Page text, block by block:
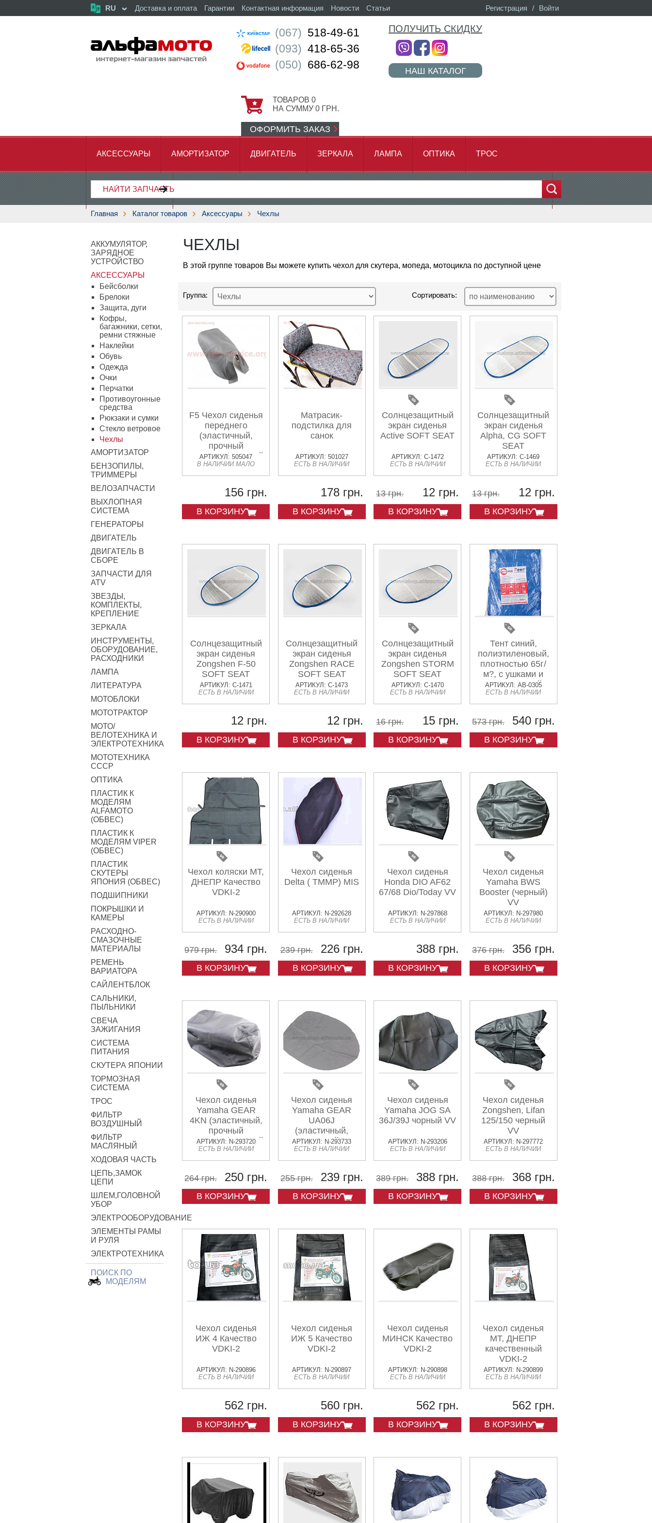
RU Доставка и оплата Гарантии Контактная информация Новости Статьи Войти
/
Регистрация
(067) 518-49-61
(093) 418-65-36
(050) 686-62-98
ПОЛУЧИТЬ СКИДКУ
НАШ КАТАЛОГ
ТОВАРОВ 0
НА СУММУ 0 ГРН.
ОФОРМИТЬ ЗАКАЗ
АКСЕССУАРЫ АМОРТИЗАТОР ДВИГАТЕЛЬ ЗЕРКАЛА ЛАМПА ОПТИКА ТРОС
ХОДОВАЯ ЧАСТЬ ...
Главная Каталог товаров Аксессуары Чехлы
АККУМУЛЯТОР,
ЗАРЯДНОЕ
УСТРОЙСТВО
АКСЕССУАРЫ
Бейсболки
Брелоки
Защита, дуги
Кофры,
багажники, сетки,
ремни стяжные
Наклейки
Обувь
Одежда
Очки
Перчатки
Противоугонные
средства
Рюкзаки и сумки
Стекло ветровое
Чехлы
АМОРТИЗАТОР
БЕНЗОПИЛЫ,
ТРИММЕРЫ
ВЕЛОЗАПЧАСТИ
ВЫХЛОПНАЯ
СИСТЕМА
ГЕНЕРАТОРЫ
ДВИГАТЕЛЬ
ДВИГАТЕЛЬ В
СБОРЕ
ЗАПЧАСТИ ДЛЯ
ATV
ЗВЕЗДЫ,
КОМПЛЕКТЫ,
КРЕПЛЕНИЕ
ЗЕРКАЛА
ИНСТРУМЕНТЫ,
ОБОРУДОВАНИЕ,
РАСХОДНИКИ
ЛАМПА
ЛИТЕРАТУРА
МОТОБЛОКИ
МОТОТРАКТОР
МОТО/
ВЕЛОТЕХНИКА И
ЭЛЕКТРОТЕХНИКА
МОТОТЕХНИКА
СССР
ОПТИКА
ПЛАСТИК К
МОДЕЛЯМ
ALFAMOTO
(ОБВЕС)
ПЛАСТИК К
МОДЕЛЯМ VIPER
(ОБВЕС)
ПЛАСТИК
СКУТЕРЫ
ЯПОНИЯ (ОБВЕС)
ПОДШИПНИКИ
ПОКРЫШКИ И
КАМЕРЫ
РАСХОДНО-
СМАЗОЧНЫЕ
МАТЕРИАЛЫ
РЕМЕНЬ
ВАРИАТОРА
САЙЛЕНТБЛОК
САЛЬНИКИ,
ПЫЛЬНИКИ
СВЕЧА
ЗАЖИГАНИЯ
СИСТЕМА
ПИТАНИЯ
СКУТЕРА ЯПОНИИ
ТОРМОЗНАЯ
СИСТЕМА
ТРОС
ФИЛЬТР
ВОЗДУШНЫЙ
ФИЛЬТР
МАСЛЯНЫЙ
ХОДОВАЯ ЧАСТЬ
ЦЕПЬ,ЗАМОК
ЦЕПИ
ШЛЕМ,ГОЛОВНОЙ
УБОР
ЭЛЕКТРООБОРУДОВАНИЕ
ЭЛЕМЕНТЫ РАМЫ
И РУЛЯ
ЭЛЕКТРОТЕХНИКА
ПОИСК ПО
МОДЕЛЯМ
ЧЕХЛЫ
В этой группе товаров Вы можете купить чехол для скутера, мопеда, мотоцикла по доступной цене
Группа: Сортировать:
F5 Чехол сиденья
переднего
(эластичный,
прочный
материал) черный
АРТИКУЛ: 505047
В НАЛИЧИИ МАЛО
156 грн.
В КОРЗИНУ
Матрасик-
подстилка для
санок
АРТИКУЛ: 501027
ЕСТЬ В НАЛИЧИИ
178 грн.
В КОРЗИНУ
Солнцезащитный
экран сиденья
Active SOFT SEAT
АРТИКУЛ: C-1472
ЕСТЬ В НАЛИЧИИ
13 грн. 12 грн.
В КОРЗИНУ
Солнцезащитный
экран сиденья
Alpha, CG SOFT
SEAT
АРТИКУЛ: C-1469
ЕСТЬ В НАЛИЧИИ
13 грн. 12 грн.
В КОРЗИНУ
Солнцезащитный
экран сиденья
Zongshen F-50
SOFT SEAT
АРТИКУЛ: C-1471
ЕСТЬ В НАЛИЧИИ
12 грн.
В КОРЗИНУ
Солнцезащитный
экран сиденья
Zongshen RACE
SOFT SEAT
АРТИКУЛ: C-1473
ЕСТЬ В НАЛИЧИИ
12 грн.
В КОРЗИНУ
Солнцезащитный
экран сиденья
Zongshen STORM
SOFT SEAT
АРТИКУЛ: C-1470
ЕСТЬ В НАЛИЧИИ
16 грн. 15 грн.
В КОРЗИНУ
Тент синий,
полиэтиленовый,
плотностью 65г/
м?, с ушками и
двусторонней
ламинацией, 3х5м
АРТИКУЛ: AB-0305
ЕСТЬ В НАЛИЧИИ
573 грн. 540 грн.
В КОРЗИНУ
Чехол коляски МТ,
ДНЕПР Качество
VDKI-2
АРТИКУЛ: N-290900
ЕСТЬ В НАЛИЧИИ
979 грн. 934 грн.
В КОРЗИНУ
Чехол сиденья
Delta ( TMMP) MIS
АРТИКУЛ: N-292628
ЕСТЬ В НАЛИЧИИ
239 грн. 226 грн.
В КОРЗИНУ
Чехол сиденья
Honda DIO AF62
67/68 Dio/Today VV
АРТИКУЛ: N-297868
ЕСТЬ В НАЛИЧИИ
388 грн.
В КОРЗИНУ
Чехол сиденья
Yamaha BWS
Booster (черный)
VV
АРТИКУЛ: N-297980
ЕСТЬ В НАЛИЧИИ
376 грн. 356 грн.
В КОРЗИНУ
Чехол сиденья
Yamaha GEAR
4KN (эластичный,
прочный
материал) черный
KOMATCU
АРТИКУЛ: N-293720
ЕСТЬ В НАЛИЧИИ
264 грн. 250 грн.
В КОРЗИНУ
Чехол сиденья
Yamaha GEAR
UA06J
(эластичный,
прочный
материал) черный
KOMATCU
АРТИКУЛ: N-293733
ЕСТЬ В НАЛИЧИИ
255 грн. 239 грн.
В КОРЗИНУ
Чехол сиденья
Yamaha JOG SA
36J/39J чорный VV
АРТИКУЛ: N-293206
ЕСТЬ В НАЛИЧИИ
389 грн. 388 грн.
В КОРЗИНУ
Чехол сиденья
Zongshen, Lifan
125/150 черный
VV
АРТИКУЛ: N-297772
ЕСТЬ В НАЛИЧИИ
388 грн. 368 грн.
В КОРЗИНУ
Чехол сиденья
ИЖ 4 Качество
VDKI-2
АРТИКУЛ: N-290896
ЕСТЬ В НАЛИЧИИ
562 грн.
В КОРЗИНУ
Чехол сиденья
ИЖ 5 Качество
VDKI-2
АРТИКУЛ: N-290897
ЕСТЬ В НАЛИЧИИ
560 грн.
В КОРЗИНУ
Чехол сиденья
МИНСК Качество
VDKI-2
АРТИКУЛ: N-290898
ЕСТЬ В НАЛИЧИИ
562 грн.
В КОРЗИНУ
Чехол сиденья
МТ, ДНЕПР
качественный
VDKI-2
АРТИКУЛ: N-290899
ЕСТЬ В НАЛИЧИИ
562 грн.
В КОРЗИНУ